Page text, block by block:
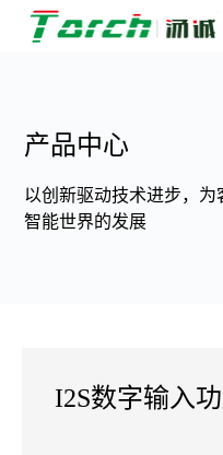
跳
产品中心
以创新驱动技术进步，
智能世界的发展
I2S数字输入